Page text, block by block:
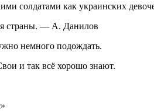
солдатами как украинских
страны. — А. Данилов
немного подождать.
и так всё хорошо знают.